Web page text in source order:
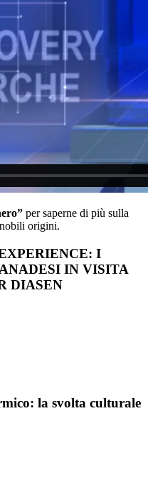
per saperne di più sulla
origini.
I
IN VISITA
DIASEN
la svolta culturale